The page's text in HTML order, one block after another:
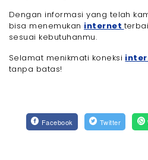
Dengan informasi yang telah
bisa menemukan internet
sesuai kebutuhanmu.
Selamat menikmati koneksi
tanpa batas!
Facebook Twitter